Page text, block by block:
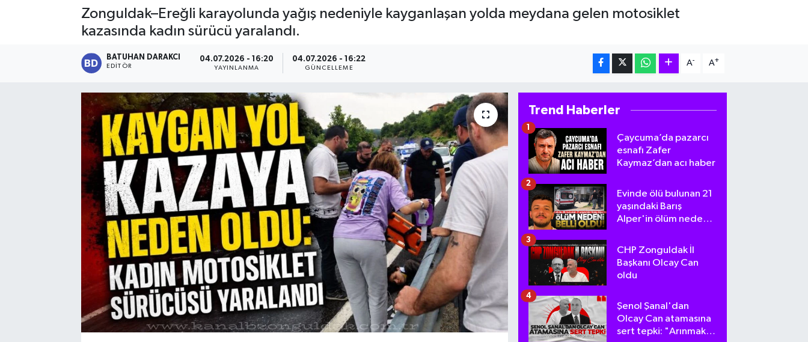
Zonguldak–Ereğli karayolunda yağış nedeniyle kayganlaşan yolda meydana gelen motosiklet
kazasında kadın sürücü yaralandı.
BATUHAN DARAKCI
EDITÖR
04.07.2026 - 16:20
YAYINLANMA
04.07.2026 - 16:22
GÜNCELLEME
A- A+
Trend Haberler
Çaycuma’da pazarcı
esnafı Zafer
Kaymaz’dan acı haber
1
Evinde ölü bulunan 21
yaşındaki Barış
Alper'in ölüm nedeni
2
CHP Zonguldak İl
Başkanı Olcay Can
oldu
3
Şenol Şanal'dan
Olcay Can atamasına
sert tepki: "Arınmak
4
Tüm Manşetler
Haber Arşivi